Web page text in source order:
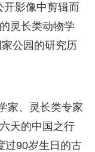
开影像中剪辑而
灵长类动物学
公园的研究历
家、灵长类专家
天的中国之行
过90岁生日的古